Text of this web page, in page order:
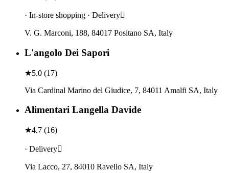
· In-store shopping · Delivery
V. G. Marconi, 188, 84017 Positano SA, Italy
L'angolo Dei Sapori
★5.0 (17)
Via Cardinal Marino del Giudice, 7, 84011 Amalfi SA, Italy
Alimentari Langella Davide
★4.7 (16)
· Delivery
Via Lacco, 27, 84010 Ravello SA, Italy